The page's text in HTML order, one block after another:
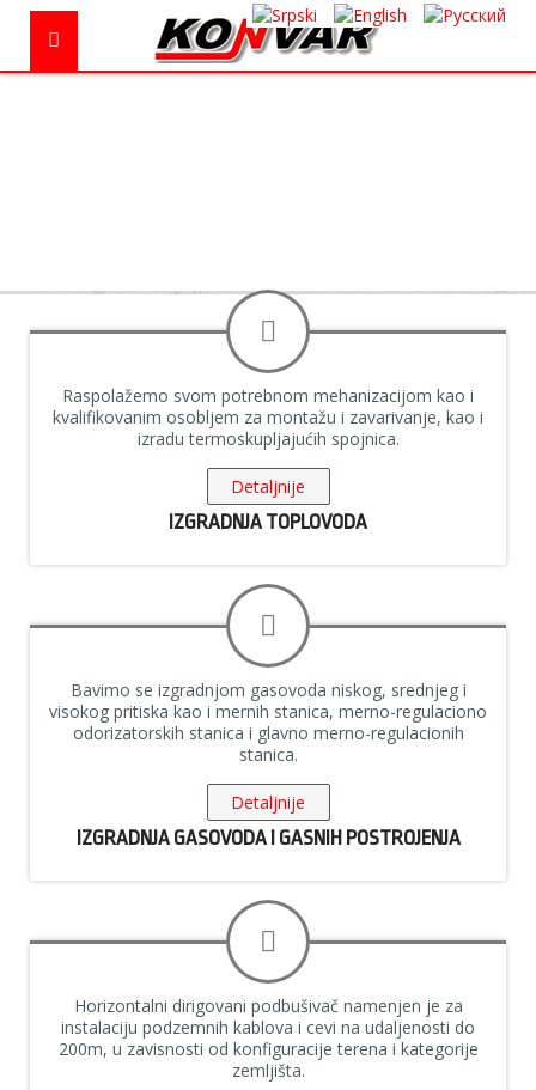
Raspolažemo svom potrebnom mehanizacijom kao i
kvalifikovanim osobljem za montažu i zavarivanje, kao i
izradu termoskupljajućih spojnica.
Detaljnije
IZGRADNJA TOPLOVODA
Bavimo se izgradnjom gasovoda niskog, srednjeg i
visokog pritiska kao i mernih stanica, merno-regulaciono
odorizatorskih stanica i glavno merno-regulacionih
stanica.
Detaljnije
IZGRADNJA GASOVODA I GASNIH POSTROJENJA
Horizontalni dirigovani podbušivač namenjen je za
instalaciju podzemnih kablova i cevi na udaljenosti do
200m, u zavisnosti od konfiguracije terena i kategorije
zemljišta.